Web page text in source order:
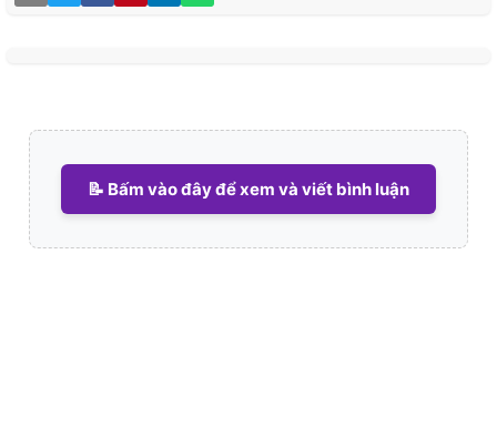
📝 Bấm vào đây để xem và viết bình luận